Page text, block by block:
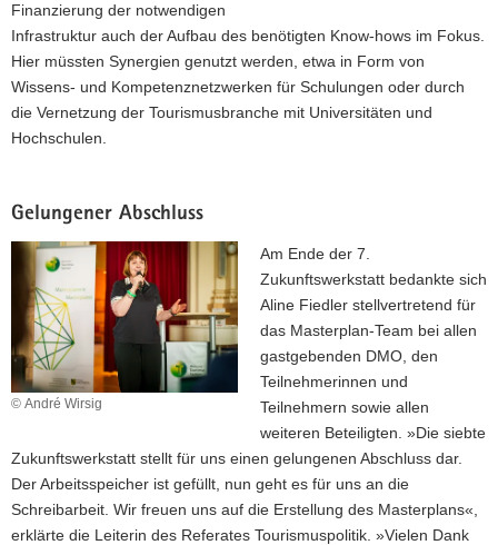
Finanzierung der notwendigen
Infrastruktur auch der Aufbau des benötigten Know-hows im Fokus.
Hier müssten Synergien genutzt werden, etwa in Form von
Wissens- und Kompetenznetzwerken für Schulungen oder durch
die Vernetzung der Tourismusbranche mit Universitäten und
Hochschulen.
Gelungener Abschluss
© André Wirsig
Am Ende der 7.
Zukunftswerkstatt bedankte sich
Aline Fiedler stellvertretend für
das Masterplan-Team bei allen
gastgebenden DMO, den
Teilnehmerinnen und
Teilnehmern sowie allen
weiteren Beteiligten. »Die siebte
Zukunftswerkstatt stellt für uns einen gelungenen Abschluss dar.
Der Arbeitsspeicher ist gefüllt, nun geht es für uns an die
Schreibarbeit. Wir freuen uns auf die Erstellung des Masterplans«,
erklärte die Leiterin des Referates Tourismuspolitik. »Vielen Dank